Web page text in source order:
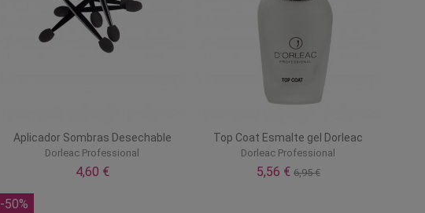
Aplicador Sombras Desechable
Dorleac Professional
4,60 €
Top Coat Esmalte gel Dorleac
Dorleac Professional
5,56 € 6,95 €
-50%